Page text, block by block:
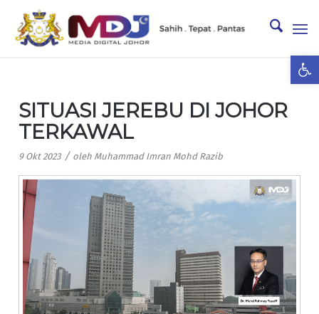
SITUASI JEREBU DI JOHOR
TERKAWAL
9 Okt 2023 / oleh Muhammad Imran Mohd Razib